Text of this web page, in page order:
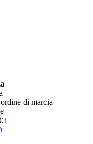
di marcia
i